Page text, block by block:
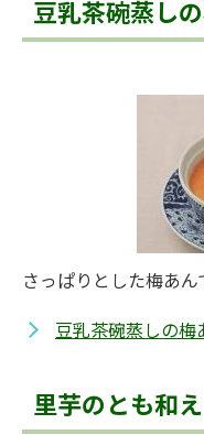
豆乳茶碗蒸し
さっぱりとした梅あん
豆乳茶碗蒸しの梅
里芋のとも和え